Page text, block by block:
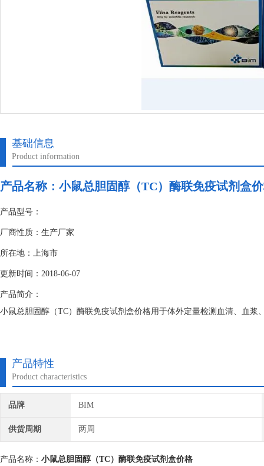
基础信息
Product information
产品名称： 小鼠总胆固醇（TC）酶联免疫试剂盒
产品型号：
厂商性质：生产厂家
所在地：上海市
更新时间：2018-06-07
产品简介：
小鼠总胆固醇（TC）酶联免疫试剂盒价格用于体外定量检测血清、血
产品特性
Product characteristics
品牌 BIM
供货周期 两周
产品名称： 小鼠总胆固醇（TC）酶联免疫试剂盒价格